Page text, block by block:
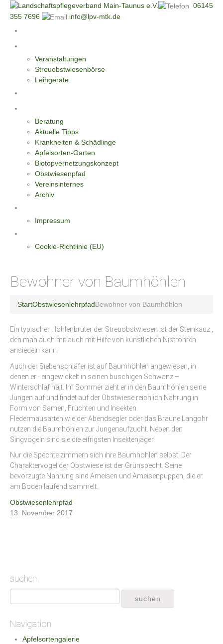
06145
355 7696
info@lpv-mtk.de
Veranstaltungen
Streuobstwiesenbörse
Leihgeräte
Beratung
Aktuelle Tipps
Krankheiten & Schädlinge
Apfelsorten-Garten
Biotopvernetzungskonzept
Obstwiesenpfad
Vereinsinternes
Archiv
Impressum
Cookie-Richtlinie (EU)
Bewohner von Baumhöhlen
StartObstwiesenlehrpfadBewohner von Baumhöhlen
Ein typischer Höhlenbrüter der Streuobstwiesen ist der Steinkauz ,
den man auch mit auch mit Hilfe von künstlichen Niströhren
ansiedeln kann.
Auch der Siebenschläfer ist auf Baumhöhlen angewiesen, in
denen er - eingewickelt in seinen buschigen Schwanz –
Winterschlaf hält. Im Sommer zieht er in den Baumhöhlen seine
Jungen auf und findet auf der Obstwiese reichlich Nahrung in
Form von Samen, Früchten und Insekten.
Fledermausarten wie der Abendsegler oder das Braune Langohr
nutzen die Baumhöhlen zur Jungenaufzucht. Neben den
Singvögeln sind sie die eifrigsten Insektenjäger.
Nur die Spechte zimmern sich ihre Baumhöhlen selbst. Der
Charaktervogel der Obstwiese ist der Grünspecht. Seine
bevorzugte Nahrung sind Ameisen und Ameisenpuppen, die er
am Boden laufend sammelt.
Obstwiesenlehrpfad
13. November 2017
suchen
Navigation
Apfelsortengalerie